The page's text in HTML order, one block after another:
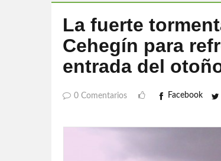
La fuerte
Cehegín para
entrada del
0 Comentarios Facebook